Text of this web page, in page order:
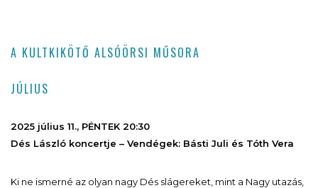
A KULTKIKÖTŐ ALSÓÖRSI MŰSORA
JÚLIUS
2025 július 11., PÉNTEK 20:30
Dés László koncertje – Vendégek: Básti Juli és Tóth Vera
Ki ne ismerné az olyan nagy Dés slágereket, mint a Nagy utazás,